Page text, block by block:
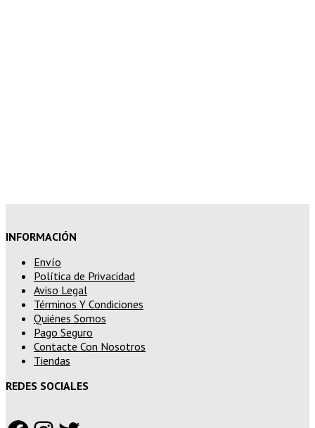
INFORMACIÓN
Envío
Política de Privacidad
Aviso Legal
Términos Y Condiciones
Quiénes Somos
Pago Seguro
Contacte Con Nosotros
Tiendas
REDES SOCIALES